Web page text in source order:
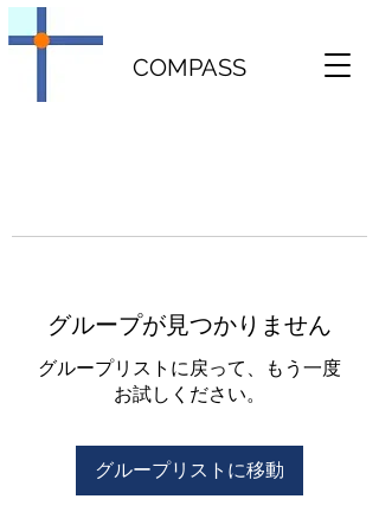
COMPASS
グループが見つかりません
グループリストに戻って、もう一度
お試しください。
グループリストに移動